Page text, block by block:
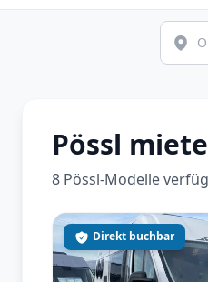
Pössl
8 Pössl-Modelle
Direkt buchbar